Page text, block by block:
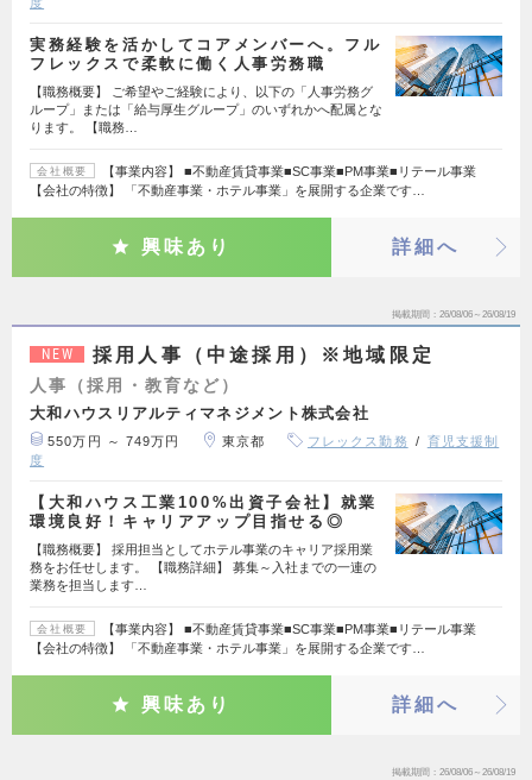
実務経験を活かしてコアメンバーへ。フル
フレックスで柔軟に働く人事労務職
【職務概要】 ご希望やご経験により、以下の「人事労務グ
ループ」または「給与厚生グループ」のいずれかへ配属とな
ります。 【職務…
会社概要
【事業内容】 ■不動産賃貸事業■SC事業■PM事業■リテール事業
【会社の特徴】 「不動産事業・ホテル事業」を展開する企業です…
興味あり 詳細へ
掲載期間 26/08/06～26/08/19
NEW 採用人事（中途採用）※地域限定
人事（採用・教育など）
大和ハウスリアルティマネジメント株式会社
550万円 ～ 749万円 東京都 フレックス勤務
育児支援制
度
【大和ハウス工業100%出資子会社】就業
環境良好！キャリアアップ目指せる◎
【職務概要】 採用担当としてホテル事業のキャリア採用業
務をお任せします。 【職務詳細】 募集～入社までの一連の
業務を担当します…
会社概要
【事業内容】 ■不動産賃貸事業■SC事業■PM事業■リテール事業
【会社の特徴】 「不動産事業・ホテル事業」を展開する企業です…
興味あり 詳細へ
掲載期間 26/08/06～26/08/19